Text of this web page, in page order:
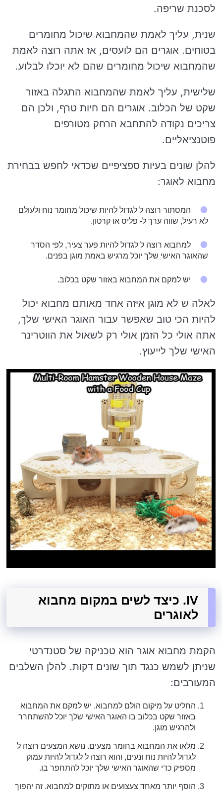
לסכנת שריפה.
שנית, עליך לאמת שהמחבוא שיכול מחומרים
בטוחים. אוגרים הם לועסים, אז אתה רוצה לאמת
שהמחבוא שיכול מחומרים שהם לא יוכלו לבלוע.
שלישית, עליך לאמת שהמחבוא התגלה באזור
שקט של הכלוב. אוגרים הם חיות טרף, ולכן הם
צריכים נקודה להתחבא הרחק מטורפים
פוטנציאליים.
להלן שונים בעיות ספציפיים שכדאי לחפש בבחירת
מחבוא לאוגר:
המסתור רוצה ל לגדול להיות שיכול מחומר נוח ולעולם
לא רעיל, שווה ערך ל- פליס או קרטון.
למחבוא רוצה ל לגדול להיות פער צעיר, לפי הסדר
שהאוגר האישי שלך יוכל מרגיש באמת מוגן בפנים.
יש למקם את המחבוא באזור שקט בכלוב.
לאלה ש לא מוגן איזה אחד מאותם מחבוא יכול
להיות הכי טוב שאפשר עבור האוגר האישי שלך,
אתה אולי כל הזמן אולי רק לשאול את הווטרינר
האישי שלך לייעוץ.
IV. כיצד לשים במקום מחבוא
לאוגרים
הקמת מחבוא אוגר הוא טכניקה של סטנדרטי
שניתן לשמש כנגד תוך שונים דקות. להלן השלבים
המעורבים:
החליט על מיקום הולם למחבוא. יש למקם את המחבוא
באזור שקט בכלוב בו האוגר האישי שלך יוכל להשתחרר
ולהרגיש מוגן.
מלאו את המחבוא בחומר מצעים. נושא המצעים רוצה ל
לגדול להיות נוח ונעים, והוא רוצה ל לגדול להיות עמוק
מספיק כדי שהאוגר האישי שלך יוכל להתחפר בו.
הוסף יותר מאחד צעצועים או מתוקים למחבוא. זה יהפוך